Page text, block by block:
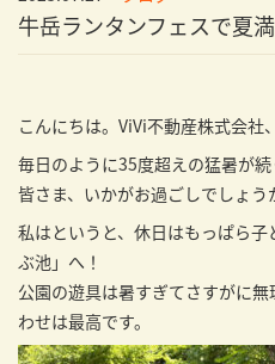
牛岳ランタンフェスで夏満
こんにちは。ViVi不動産株式会社
毎日のように35度超えの猛暑が続
皆さま、いかがお過ごしでしょう
私はというと、休日はもっぱら
ぶ池」へ！
公園の遊具は暑すぎてさすがに
わせは最高です。